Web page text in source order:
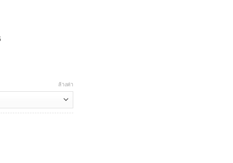
Price
ล้างค่า
ด้ใสแจ๋ว ซิลิโคนใสแจ๋ว เนื้อใสกิ๊ง ชิ้น